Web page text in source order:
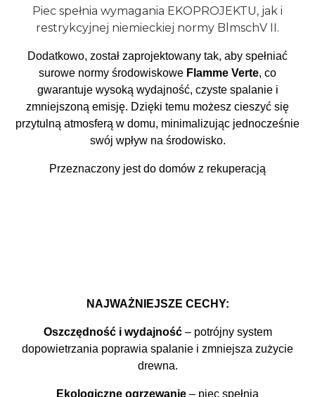
Piec spełnia wymagania EKOPROJEKTU, jak i
restrykcyjnej niemieckiej normy BlmschV II.
Dodatkowo, został zaprojektowany tak, aby spełniać
surowe normy środowiskowe Flamme Verte, co
gwarantuje wysoką wydajność, czyste spalanie i
zmniejszoną emisję. Dzięki temu możesz cieszyć się
przytulną atmosferą w domu, minimalizując jednocześnie
swój wpływ na środowisko.
Przeznaczony jest do domów z rekuperacją
NAJWAŻNIEJSZE CECHY:
Oszczędność i wydajność– potrójny system
dopowietrzania poprawia spalanie i zmniejsza zużycie
drewna.
Ekologiczne ogrzewanie – piec spełnia